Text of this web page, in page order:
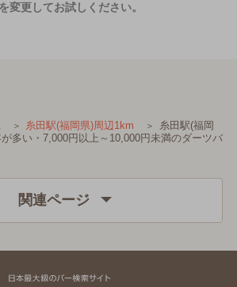
変更してお試しください。
糸田駅(福岡県)周辺1km
糸田駅(福岡
多い・7,000円以上～10,000円未満のダーツバ
関連ページ